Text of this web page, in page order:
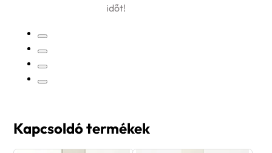
időt!
Kapcsoldó termékek